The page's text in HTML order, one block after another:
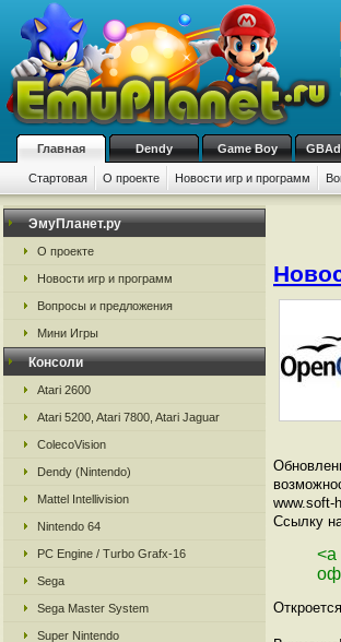
Главная Dendy Game Boy
Стартовая О проекте Новости игр и программ
ЭмуПланет.ру
О проекте
Новости игр и программ
Вопросы и предложения
Мини Игры
Консоли
Atari 2600
Atari 5200, Atari 7800, Atari Jaguar
ColecoVision
Dendy (Nintendo)
Mattel Intellivision
Nintendo 64
PC Engine / Turbo Grafx-16
Sega
Sega Master System
Super Nintendo
www.soft-
Ссылку
<a